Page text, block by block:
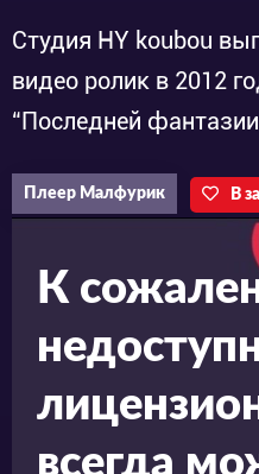
Студия HY koubou
видео ролик в 2012
“Последней
Плеер Малфурик В
К
всегда